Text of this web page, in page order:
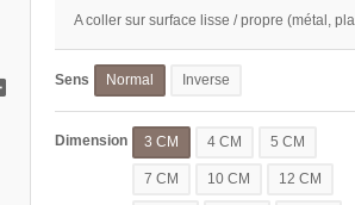
A coller sur surface lisse / propre (métal,
Sens Normal Inverse
Dimension 3 CM 4 CM 5 CM
7 CM 10 CM 12 CM